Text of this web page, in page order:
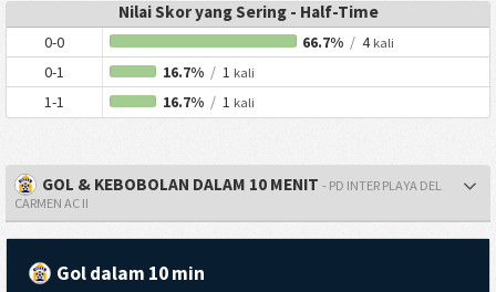
Nilai Skor yang Sering - Half-Time
0-0 66.7% / 4 kali
0-1 16.7% /1 kali
1-1 16.7% /1 kali
GOL & KEBOBOLAN DALAM 10 MENIT - PD INTER PLAYA DEL
CARMEN AC II
Gol dalam 10 min